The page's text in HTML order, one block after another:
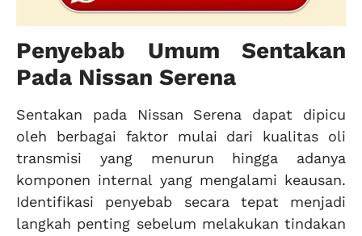
Penyebab Umum Sentakan
Pada Nissan Serena
Sentakan pada Nissan Serena dapat dipicu
oleh berbagai faktor mulai dari kualitas oli
transmisi yang menurun hingga adanya
komponen internal yang mengalami keausan.
Identifikasi penyebab secara tepat menjadi
langkah penting sebelum melakukan tindakan